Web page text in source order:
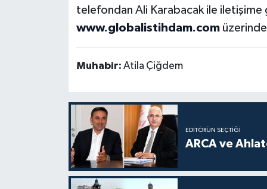
telefondan Ali Karabacak ile
www.globalistihdam.com
Muhabir: Atila Çiğdem
EDITÖRÜN SEÇTIĞI
ARCA ve